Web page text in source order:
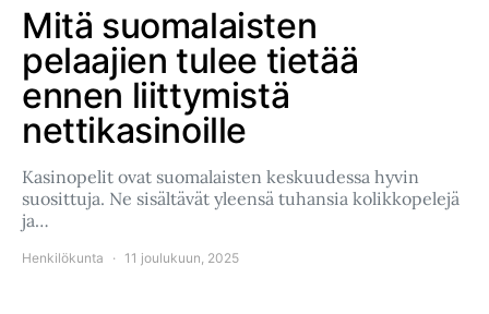
Mitä suomalaisten
pelaajien tulee tietää
ennen liittymistä
nettikasinoille
Kasinopelit ovat suomalaisten keskuudessa hyvin
suosittuja. Ne sisältävät yleensä tuhansia kolikkopelejä
ja…
Henkilökunta 11 joulukuun, 2025